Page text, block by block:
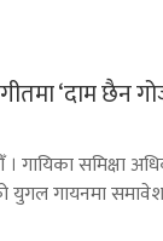
‘दाम छैन
। गायिका समिक्षा
युगल गायनमा